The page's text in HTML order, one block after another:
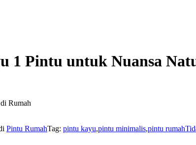
1 Pintu untuk Nuansa
Rumah
Pintu RumahTag: pintu kayu,pintu minimalis,pintu rumah